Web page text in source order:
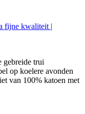
fijne kwaliteit |
gebreide trui
op koelere avonden
van 100% katoen met